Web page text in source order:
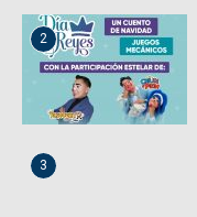
2
3